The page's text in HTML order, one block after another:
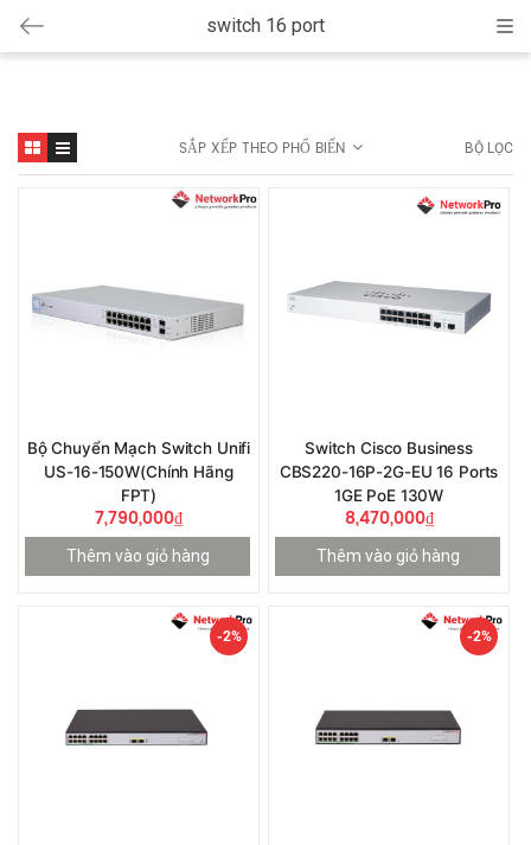
switch 16 port
SẮP XẾP THEO PHỔ BIẾN BỘ LỌC
Bộ Chuyển Mạch Switch Unifi
US-16-150W(Chính Hãng
FPT)
7,790,000₫
Thêm vào giỏ hàng
Switch Cisco Business
CBS220-16P-2G-EU 16 Ports
1GE PoE 130W
8,470,000₫
Thêm vào giỏ hàng
-2% -2%